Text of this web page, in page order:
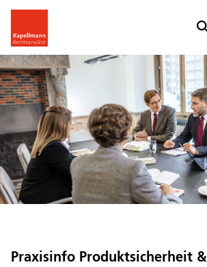
Praxisinfo Produktsicherheit &